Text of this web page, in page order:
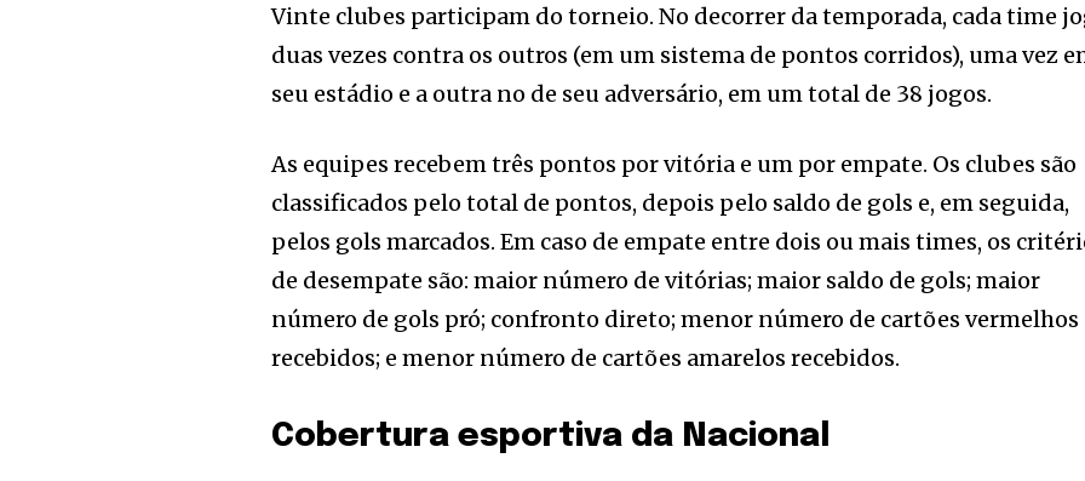
Vinte clubes participam do torneio. No decorrer da temporada, cada time
duas vezes contra os outros (em um sistema de pontos corridos), uma vez
seu estádio e a outra no de seu adversário, em um total de 38 jogos.
As equipes recebem três pontos por vitória e um por empate. Os clubes são
classificados pelo total de pontos, depois pelo saldo de gols e, em seguida,
pelos gols marcados. Em caso de empate entre dois ou mais times, os
de desempate são: maior número de vitórias; maior saldo de gols; maior
número de gols pró; confronto direto; menor número de cartões vermelhos
recebidos; e menor número de cartões amarelos recebidos.
Cobertura esportiva da Nacional